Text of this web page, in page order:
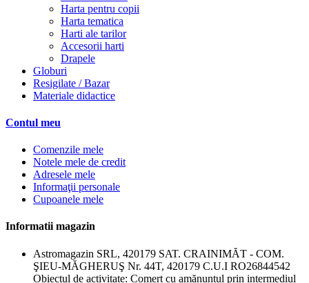
Harta pentru copii
Harta tematica
Harti ale tarilor
Accesorii harti
Drapele
Globuri
Resigilate / Bazar
Materiale didactice
Contul meu
Comenzile mele
Notele mele de credit
Adresele mele
Informaţii personale
Cupoanele mele
Informatii magazin
Astromagazin SRL, 420179 SAT. CRAINIMĂT - COM.
ŞIEU-MĂGHERUŞ Nr. 44T, 420179 C.U.I RO26844542
Obiectul de activitate: Comerț cu amănuntul prin intermediul